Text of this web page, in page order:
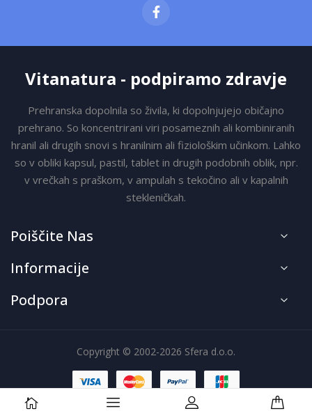
Poiščite Nas
Vitanatura - podpiramo zdravje
Prehranska dopolnila so živila, ki dopolnjujejo običajno
prehrano. So koncentrirani viri posameznih ali kombiniranih
hranil ali drugih snovi s hranilnim ali fiziološkim učinkom. Lahko
so v obliki kapsul, pastil, tablet in drugih podobnih oblik, npr.
v vrečkah s praškom, v ampulah s tekočino ali v kapalnih
stekleničkah.
Informacije
Podpora
Copyright © 2002-2026 Sfera d.o.o.